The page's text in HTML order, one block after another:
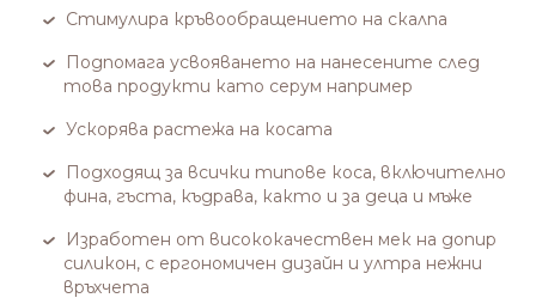
Стимулира кръвообращението на скалпа
Подпомага усвояването на нанесените след
това продукти като серум например
Ускорява растежа на косата
Подходящ за всички типове коса, включително
фина, гъста, къдрава, както и за деца и мъже
Изработен от висококачествен мек на допир
силикон, с ергономичен дизайн и ултра нежни
връхчета